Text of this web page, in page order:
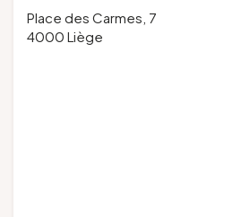
Place des Carmes, 7
4000 Liège